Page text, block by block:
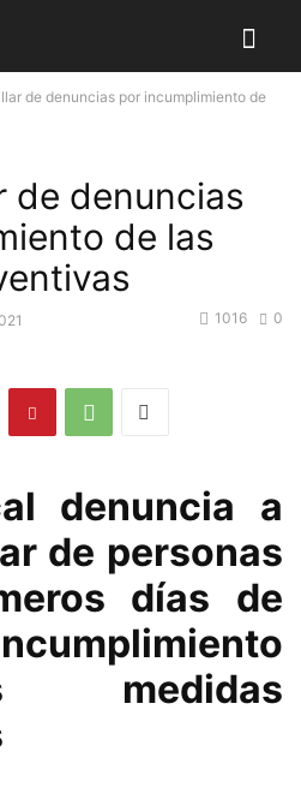
de denuncias por incumplimiento de
de denuncias
de las
0
1016
denuncia a
de personas
días de